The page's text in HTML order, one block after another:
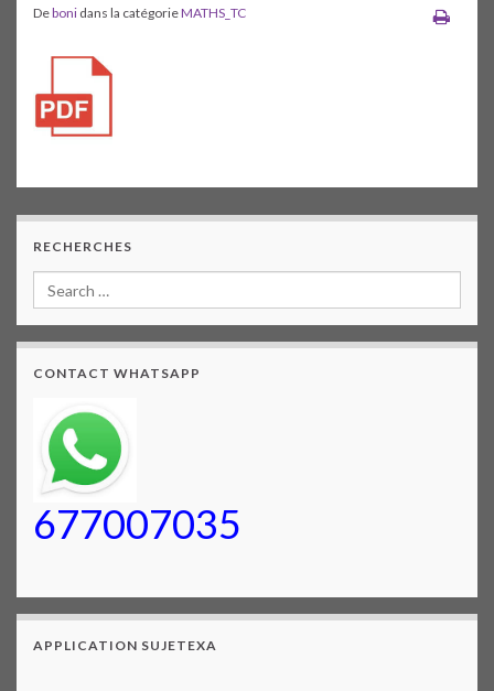
Deboni dans la catégorieMATHS_TC
RECHERCHES
CONTACT WHATSAPP
677007035
APPLICATION SUJETEXA